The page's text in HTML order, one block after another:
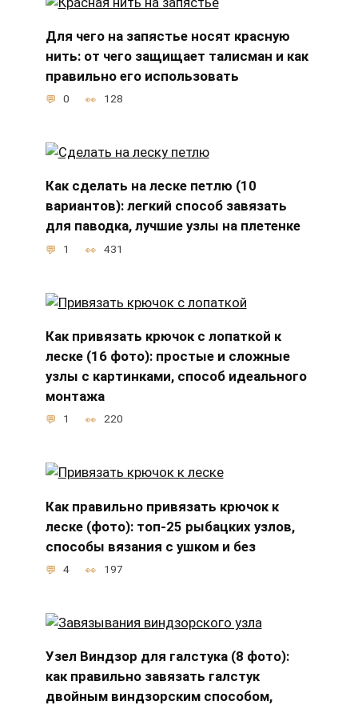
Для чего на запястье носят красную
нить: от чего защищает талисман и как
правильно его использовать
0 128
Как сделать на леске петлю (10
вариантов): легкий способ завязать
для паводка, лучшие узлы на плетенке
1 431
Как привязать крючок с лопаткой к
леске (16 фото): простые и сложные
узлы с картинками, способ идеального
монтажа
1 220
Как правильно привязать крючок к
леске (фото): топ-25 рыбацких узлов,
способы вязания с ушком и без
4 197
Узел Виндзор для галстука (8 фото):
как правильно завязать галстук
двойным виндзорским способом,